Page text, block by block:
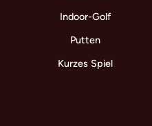
Indoor-Golf
Putten
Kurzes Spiel